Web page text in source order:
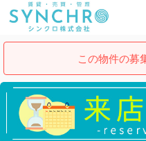
この物件の募